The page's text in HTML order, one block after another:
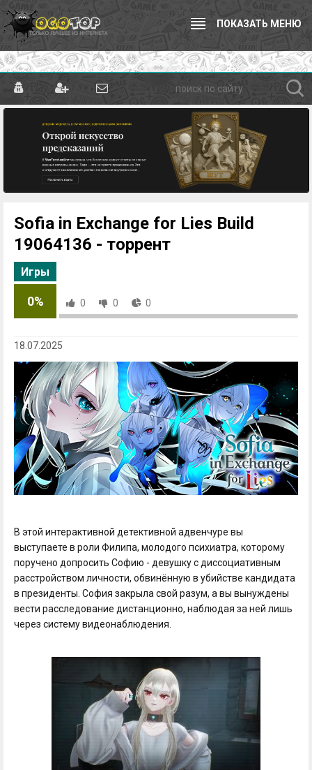
ПОКАЗАТЬ МЕНЮ
Sofia in Exchange for Lies Build
19064136 - торрент
Игры
0% 0 0 0
18.07.2025
В этой интерактивной детективной адвенчуре вы
выступаете в роли Филипа, молодого психиатра, которому
поручено допросить Софию - девушку с диссоциативным
расстройством личности, обвинённую в убийстве кандидата
в президенты. София закрыла свой разум, а вы вынуждены
вести расследование дистанционно, наблюдая за ней лишь
через систему видеонаблюдения.